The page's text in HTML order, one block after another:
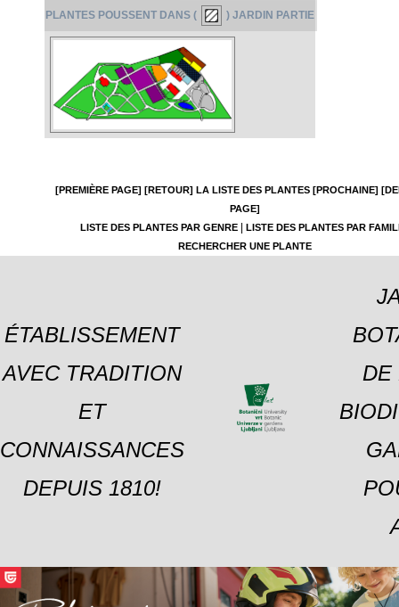
PLANTES POUSSENT DANS ( ) JARDIN PARTIE
[PREMIÈRE PAGE] [RETOUR] LA LISTE DES PLANTES [PROCHAINE]
PAGE]
LISTE DES PLANTES PAR GENRE|
LISTE DES PLANTES PAR
RECHERCHER UNE PLANTE
ÉTABLISSEMENT
AVEC TRADITION
ET
CONNAISSANCES
DEPUIS 1810!
DE